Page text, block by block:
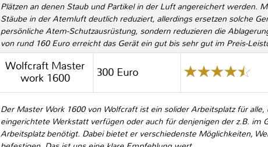
Plätzen an denen Staub und Partikel in der Luft angereichert werden.
Stäube in der Atemluft deutlich reduziert, allerdings ersetzen solche
persönliche Atem-Schutzausrüstung, sondern reduzieren die
von rund 160 Euro erreicht das Gerät ein gut bis sehr gut im Preis-
Wolfcraft Master
work 1600
300 Euro
Der Master Work 1600 von Wolfcraft ist ein solider Arbeitsplatz für
eingerichtete Werkstatt verfügen oder auch für denjenigen der z.B. im
Arbeitsplatz benötigt. Dabei bietet er verschiedenste Möglichkeiten,